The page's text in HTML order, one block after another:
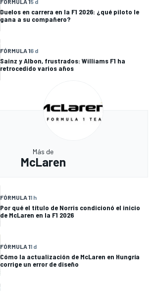
FÓRMULA 1 5 d
Duelos en carrera en la F1 2026: ¿qué piloto le
gana a su compañero?
FÓRMULA 16 d
Sainz y Albon, frustrados: Williams F1 ha
retrocedido varios años
Más de
McLaren
FÓRMULA 11 h
Por qué el título de Norris condicionó el inicio
de McLaren en la F1 2026
FÓRMULA 11 d
Cómo la actualización de McLaren en Hungría
corrige un error de diseño